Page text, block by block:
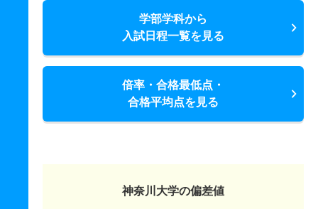
学部学科から
入試日程一覧を見る
倍率・合格最低点・
合格平均点を見る
神奈川大学の偏差値